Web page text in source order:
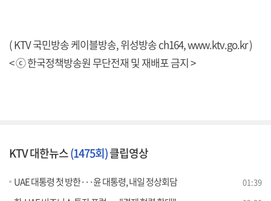
( KTV 국민방송 케이블방송, 위성방송 ch164,www.ktv.go.kr)
< ⓒ 한국정책방송원 무단전재 및 재배포 금지 >
KTV 대한뉴스(1475회)클립영상
UAE 대통령 첫 방한···윤 대통령, 내일 정상회담 01:39